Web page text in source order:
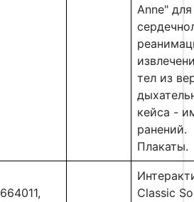
Anne" для
тел из
кейса -
ранений.
Плакаты.
664011,
Classic